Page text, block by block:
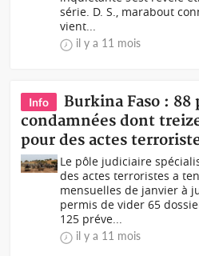
série. D. S., marabout
vient...
il y a 11 mois
Info
Burkina Faso : 88
condamnées dont
pour des actes
Le pôle judiciaire
des actes terroristes a
mensuelles de janvier à
permis de vider 65
125 préve...
il y a 11 mois